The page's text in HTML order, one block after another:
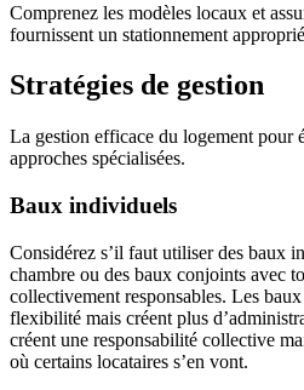
Comprenez les modèles locaux et
fournissent un stationnement
Stratégies de gestion
La gestion efficace du logement pour
approches spécialisées.
Baux individuels
Considérez s’il faut utiliser des baux
chambre ou des baux conjoints avec
collectivement responsables. Les
flexibilité mais créent plus
créent une responsabilité collective
où certains locataires s’en vont.